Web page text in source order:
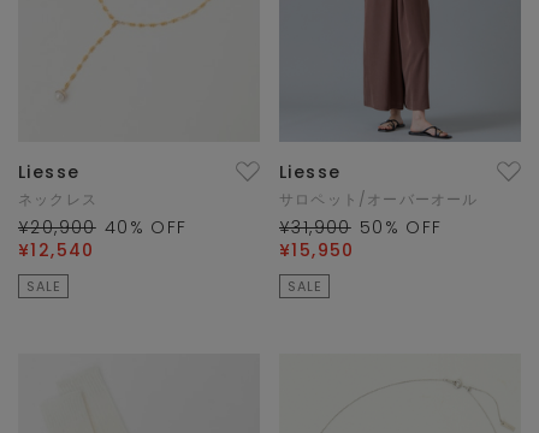
Liesse
ネックレス
¥20,900 40 % OFF
¥12,540
SALE
Liesse
サロペット/オーバーオール
¥31,900 50 % OFF
¥15,950
SALE